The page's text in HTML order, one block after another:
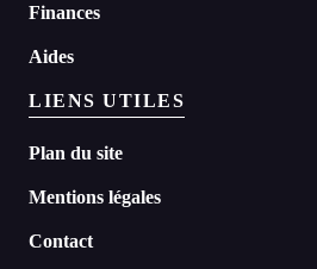
Finances
Aides
LIENS UTILES
Plan du site
Mentions légales
Contact